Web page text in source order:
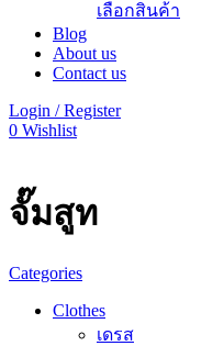
ลูกฟูก
เลือกสินค้า
product
Blog
About us
Contact us
Login / Register
0 Wishlist
จั๊มสูท
Categories
Clothes
เดรส